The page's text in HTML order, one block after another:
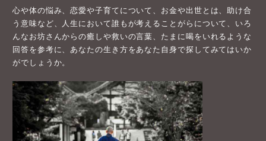
んなお坊さんからの癒しや救いの言葉、たまに喝をいれるような
回答を参考に、あなたの生き方をあなた自身で探してみてはいか
がでしょうか。